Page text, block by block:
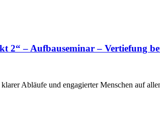
2“ – Aufbauseminar – Vertiefung
Abläufe und engagierter Menschen auf